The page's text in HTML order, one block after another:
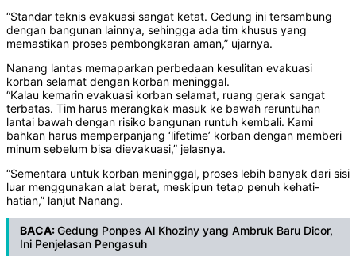
“Standar teknis evakuasi sangat ketat. Gedung ini tersambung
dengan bangunan lainnya, sehingga ada tim khusus yang
memastikan proses pembongkaran aman,” ujarnya.
Nanang lantas memaparkan perbedaan kesulitan evakuasi
korban selamat dengan korban meninggal.
“Kalau kemarin evakuasi korban selamat, ruang gerak sangat
terbatas. Tim harus merangkak masuk ke bawah reruntuhan
lantai bawah dengan risiko bangunan runtuh kembali. Kami
bahkan harus memperpanjang ‘lifetime’ korban dengan memberi
minum sebelum bisa dievakuasi,” jelasnya.
“Sementara untuk korban meninggal, proses lebih banyak dari sisi
luar menggunakan alat berat, meskipun tetap penuh kehati-
hatian,” lanjut Nanang.
BACA:Gedung Ponpes Al Khoziny yang Ambruk Baru Dicor,
Ini Penjelasan Pengasuh